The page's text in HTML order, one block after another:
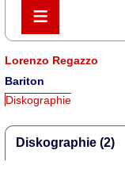
≡
≡
Lorenzo Regazzo
Bariton
Diskographie
Diskographie (2)